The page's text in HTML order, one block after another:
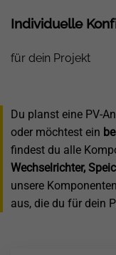
Individuelle
für dein Projekt
Du planst eine PV-
oder möchtest ein
findest du alle
Wechselrichter,
unsere
aus, die du für dein